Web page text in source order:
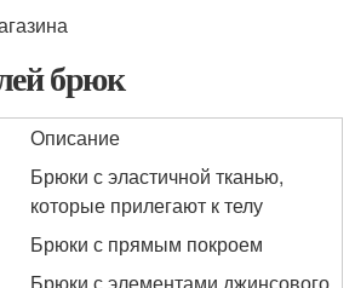
брюк
Описание
Брюки с эластичной тканью,
которые прилегают к телу
Брюки с прямым покроем